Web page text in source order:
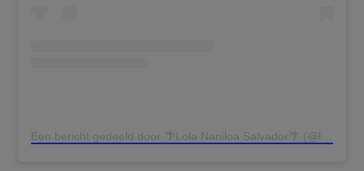
Een bericht gedeeld door 🌴Lola Naniloa Salvador🌴 (@lolasalvadorx)